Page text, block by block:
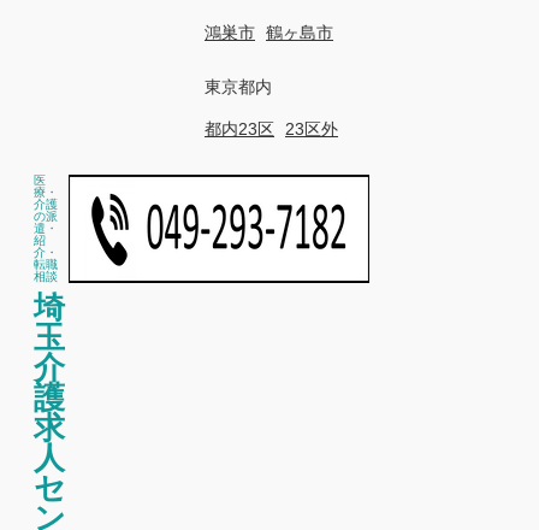
鴻巣市 鶴ヶ島市
東京都内
都内23区 23区外
医
療・
介護
の派
遣・
紹
介・
転職
相談
埼
玉
介
護
求
人
セ
ン